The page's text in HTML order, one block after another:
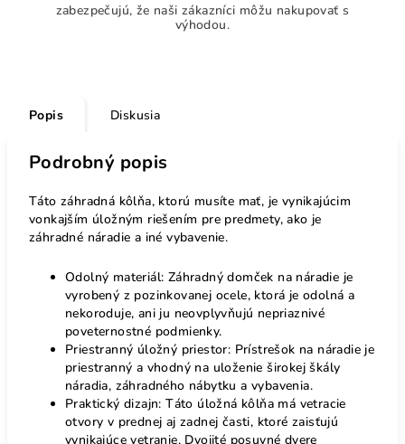
zabezpečujú, že naši zákazníci môžu nakupovať s
výhodou.
Popis Diskusia
Podrobný popis
Táto záhradná kôlňa, ktorú musíte mať, je vynikajúcim
vonkajším úložným riešením pre predmety, ako je
záhradné náradie a iné vybavenie.
Odolný materiál: Záhradný domček na náradie je
vyrobený z pozinkovanej ocele, ktorá je odolná a
nekoroduje, ani ju neovplyvňujú nepriaznivé
poveternostné podmienky.
Priestranný úložný priestor: Prístrešok na náradie je
priestranný a vhodný na uloženie širokej škály
náradia, záhradného nábytku a vybavenia.
Praktický dizajn: Táto úložná kôlňa má vetracie
otvory v prednej aj zadnej časti, ktoré zaisťujú
vynikajúce vetranie. Dvojité posuvné dvere